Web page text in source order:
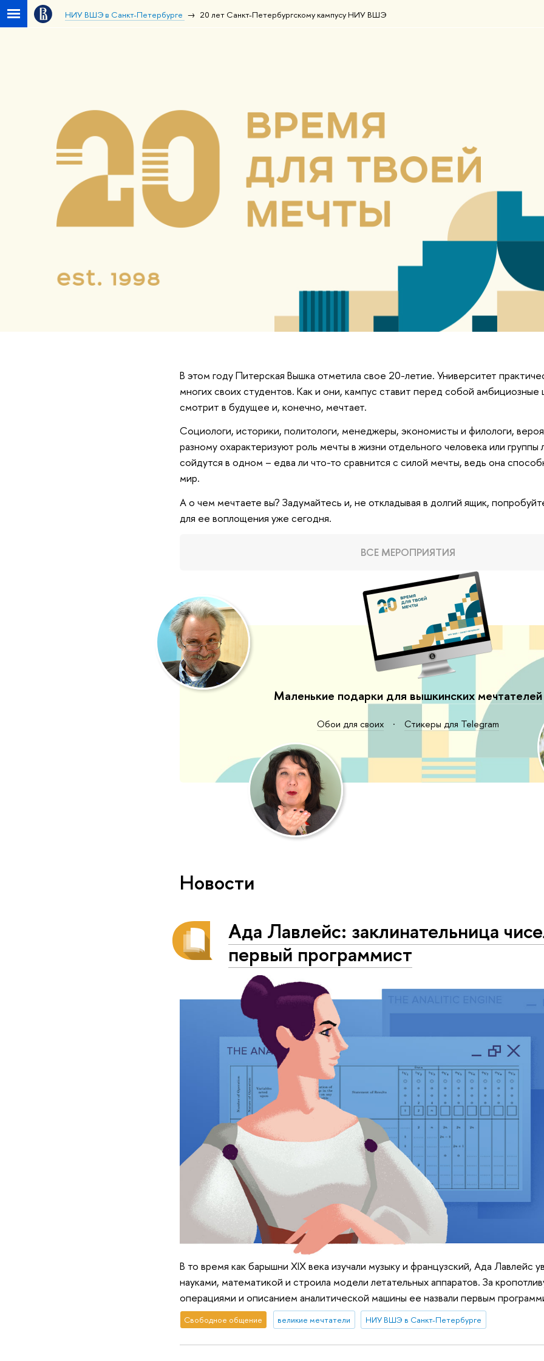
НИУ ВШЭ в Санкт-Петербурге 20 лет Санкт-Петербургскому кампусу НИУ ВШЭ
В этом году Питерская Вышка отметила свое 20-летие. Университет
многих своих студентов. Как и они, кампус ставит перед собой
смотрит в будущее и, конечно, мечтает.
Социологи, историки, политологи, менеджеры, экономисты и филологи,
разному охарактеризуют роль мечты в жизни отдельного человека или
сойдутся в одном – едва ли что-то сравнится с силой мечты, ведь она
мир.
А о чем мечтаете вы? Задумайтесь и, не откладывая в долгий ящик,
для ее воплощения уже сегодня.
ВСЕ МЕРОПРИЯТИЯ
Маленькие подарки для вышкинских мечтателей
Обои для своих · Стикеры для Telegram
Новости
Ада Лавлейс: заклинательница
первый программист
В то время как барышни XIX века изучали музыку и французский, Ада Лавлейс
науками, математикой и строила модели летательных аппаратов. За
операциями и описанием аналитической машины ее назвали первым
Свободное общение великие мечтатели НИУ ВШЭ в Санкт-Петербурге